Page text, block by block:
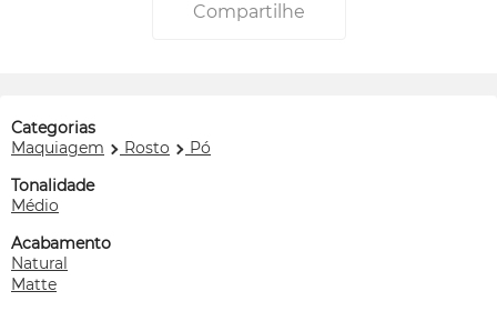
Compartilhe
Categorias
Maquiagem
Rosto
Pó
Tonalidade
Médio
Acabamento
Natural
Matte